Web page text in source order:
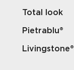
Total look
Pietrablu®
Livingstone®